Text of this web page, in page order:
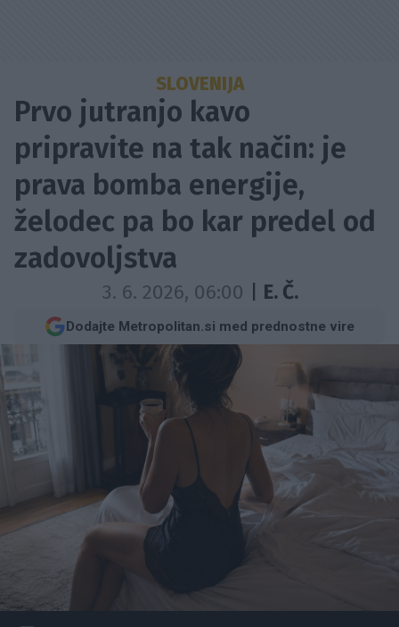
SLOVENIJA
Prvo jutranjo kavo
pripravite na tak način: je
prava bomba energije,
želodec pa bo kar predel od
zadovoljstva
3. 6. 2026, 06:00 E. Č.
Dodajte Metropolitan.si med prednostne vire